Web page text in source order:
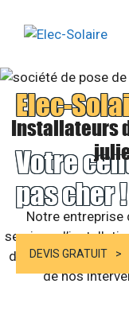
Elec-
Votre
pas cher !
DEVIS GRATUIT
Installateurs
Notre entreprise
services
de bâtiments.
de nos